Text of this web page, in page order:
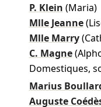
P. Klein (Maria)
Mlle Jeanne
Mlle Marry
C. Magne
Domestiques,
Marius
Auguste